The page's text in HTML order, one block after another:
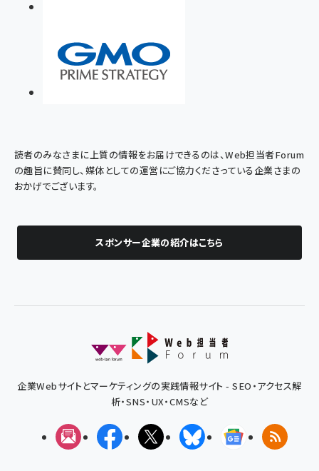
読者のみなさまに上質の情報をお届けできるのは、Web担当者Forum
の趣旨に賛同し、媒体としての運営にご協力くださっている企業さまの
おかげでございます。
スポンサー企業の紹介はこちら
企業Webサイトとマーケティングの実践情報サイト - SEO・アクセス解
析・SNS・UX・CMSなど
メルマガFacebookX(エックス)BlueskyGoogleニュ
RSS